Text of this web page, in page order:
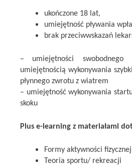
ukończone 18 lat,
umiejętność pływania
brak przeciwwskazań
–
umiejętności
umiejętnością wykonywania
płynnego zwrotu z wiatrem
– umiejętność wykonywania
skoku
Plus e-learning z materiałami
Formy aktywności fizycznej
Teoria sportu/ rekreacji